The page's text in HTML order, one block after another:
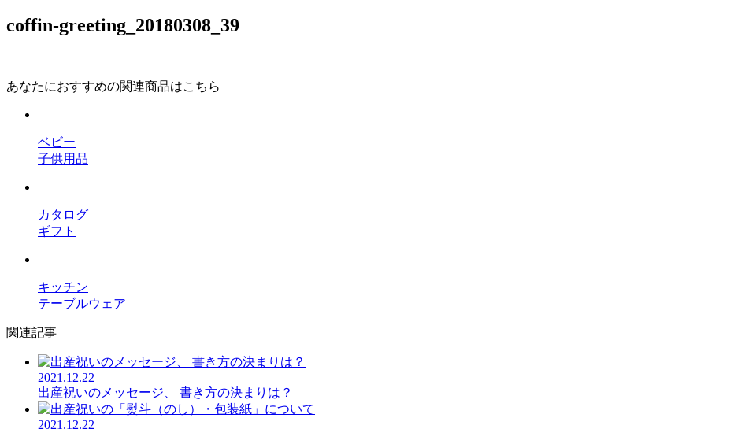
coffin-greeting_20180308_39
あなたにおすすめの関連商品はこちら
ベビー
子供用品
カタログ
ギフト
キッチン
テーブルウェア
関連記事
2021.12.22
出産祝いのメッセージ、 書き方の決まりは？
2021.12.22